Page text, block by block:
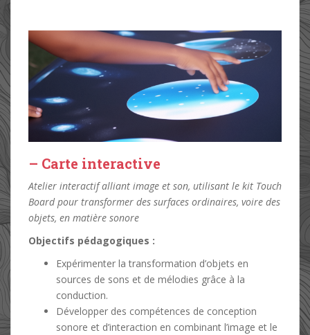
– Carte interactive
Atelier interactif alliant image et son, utilisant le kit Touch
Board pour transformer des surfaces ordinaires, voire des
objets, en matière sonore
Objectifs pédagogiques :
Expérimenter la transformation d’objets en
sources de sons et de mélodies grâce à la
conduction.
Développer des compétences de conception
sonore et d’interaction en combinant l’image et le